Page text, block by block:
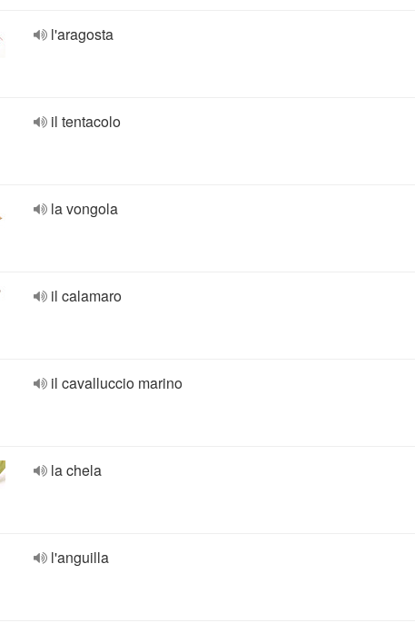
l'aragosta
il tentacolo
la vongola
il calamaro
il cavalluccio marino
la chela
l'anguilla